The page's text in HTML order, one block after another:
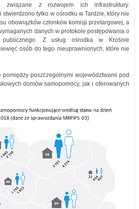
związane z rozwojem ich infrastruktury.
tylko w ośrodku w Tardzie, który nie
obowiązków członków komisji przetargowej, a
danych w protokole postępowania o
publicznego. Z usług ośrodka w Krośnie
osób do tego nieuprawnionych, które nie
pomiędzy poszczególnymi województwami pod
domów samopomocy, jak i oferowanych